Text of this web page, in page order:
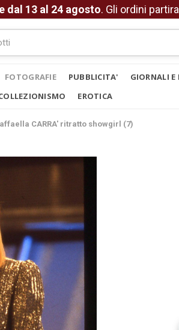
dal 13 al 24 agosto. Gli ordini
FOTOGRAFIE PUBBLICITA' GIORNALI E
EROTICA
CARRA' ritratto showgirl (7)